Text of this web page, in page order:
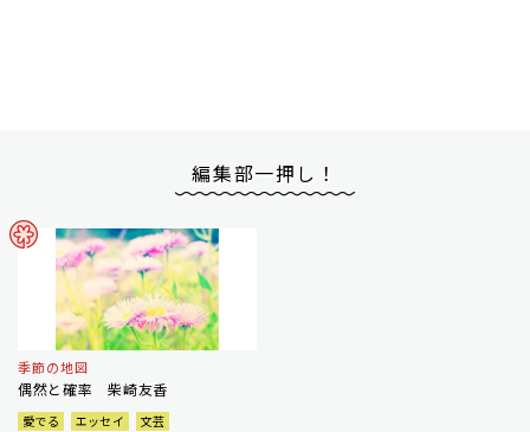
編集部一押し！
季節の地図
偶然と確率 柴崎友香
愛でる エッセイ
文芸